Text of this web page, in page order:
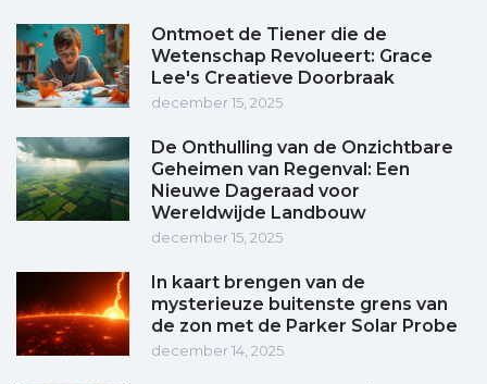
Ontmoet de Tiener die de
Wetenschap Revolueert: Grace
Lee's Creatieve Doorbraak
december 15, 2025
De Onthulling van de Onzichtbare
Geheimen van Regenval: Een
Nieuwe Dageraad voor
Wereldwijde Landbouw
december 15, 2025
In kaart brengen van de
mysterieuze buitenste grens van
de zon met de Parker Solar Probe
december 14, 2025